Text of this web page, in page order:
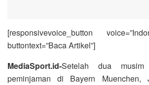
[responsivevoice_button
buttontext=”Baca Artikel”]
MediaSport.id-Setelah dua musim
peminjaman di Bayern Muenchen,